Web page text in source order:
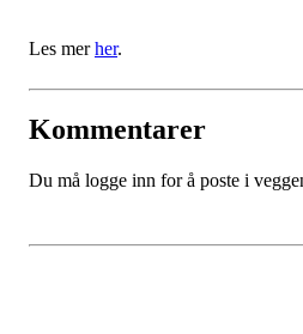
Les merher.
Kommentarer
Du må logge inn for å poste i